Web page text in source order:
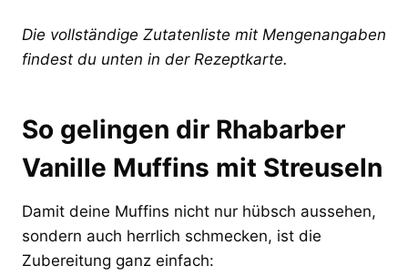
Die vollständige Zutatenliste mit Mengenangaben
findest du unten in der Rezeptkarte.
So gelingen dir Rhabarber
Vanille Muffins mit Streuseln
Damit deine Muffins nicht nur hübsch aussehen,
sondern auch herrlich schmecken, ist die
Zubereitung ganz einfach: